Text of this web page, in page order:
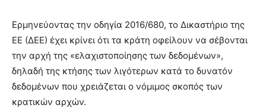
Ερμηνεύοντας την οδηγία 2016/680, το Δικαστήριο της
ΕΕ (ΔΕΕ) έχει κρίνει ότι τα κράτη οφείλουν να σέβονται
την αρχή της «ελαχιστοποίησης των δεδομένων»,
δηλαδή της κτήσης των λιγότερων κατά το δυνατόν
δεδομένων που χρειάζεται ο νόμιμος σκοπός των
κρατικών αρχών.